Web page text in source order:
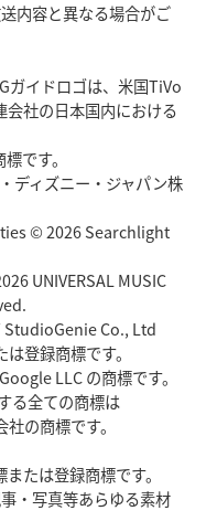
埼玉WKの基礎築く
別からノーマルへ」が最終
は10年いた自分のホーム」
ラブハウスは「皆に開かれ
内容と異なる場合がご
ガイドロゴは、米国TiVo
社の日本国内における
です。
ディズニー・ジャパン株
© 2026 Searchlight
UNIVERSAL MUSIC
Co., Ltd
登録商標です。
LLC の商標です。
る全ての商標は
の商標です。
たは登録商標です。
・写真等あらゆる素材